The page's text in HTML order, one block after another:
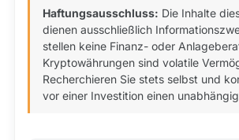
Haftungsausschluss: Die Inhalte
dienen ausschließlich
stellen keine Finanz- oder
Kryptowährungen sind volatile
Recherchieren Sie stets selbst und
vor einer Investition einen